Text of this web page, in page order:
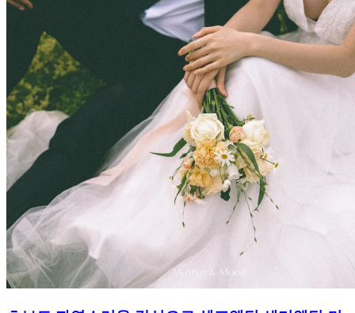
특별한 순간의 개인 커플 단체 웨딩 스냅 담아 드립
니다
4.8(5)
80,000원~
준사보르